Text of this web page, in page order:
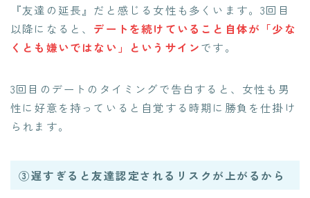
『友達の延長』だと感じる女性も多くいます。3回目
以降になると、 デートを続けていること自体が「少な
くとも嫌いではない」というサインです。
3回目のデートのタイミングで告白すると、女性も男
性に好意を持っていると自覚する時期に勝負を仕掛け
られます。
③遅すぎると友達認定されるリスクが上がるから